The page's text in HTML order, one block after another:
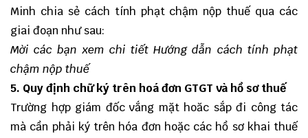
Minh chia sẻ cách tính phạt chậm nộp thuế qua các
giai đoạn như sau:
Mời các bạn xem chi tiếtHướng dẫn cách tính phạt
chậm nộp thuế
5. Quy định chữ ký trên hoá đơn GTGT và hồ sơ thuế
Trường hợp giám đốc vắng mặt hoăc sắp đi công tác
mà cần phải ký trên hóa đơn hoặc các hồ sơ khai thuế